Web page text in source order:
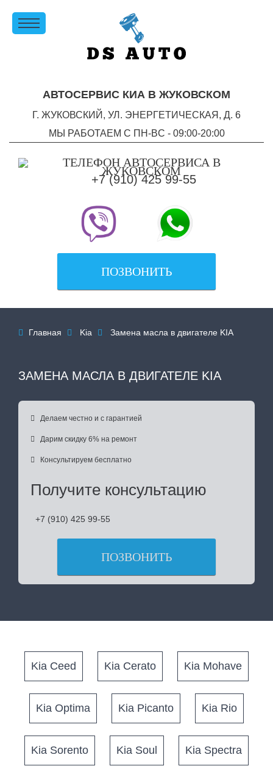
АВТОСЕРВИС КИА В ЖУКОВСКОМ
Г. ЖУКОВСКИЙ, УЛ. ЭНЕРГЕТИЧЕСКАЯ, Д. 6
МЫ РАБОТАЕМ С ПН-ВC - 09:00-20:00
+7 (910) 425 99-55
ПОЗВОНИТЬ
 Главная  Kia  Замена масла в двигателе KIA
ЗАМЕНА МАСЛА В ДВИГАТЕЛЕ KIA
 Делаем честно и с гарантией
 Дарим скидку 6% на ремонт
 Консультируем бесплатно
Получите консультацию
+7 (910) 425 99-55
ПОЗВОНИТЬ
Kia Ceed Kia Cerato Kia Mohave
Kia Optima Kia Picanto Kia Rio
Kia Sorento Kia Soul Kia Spectra